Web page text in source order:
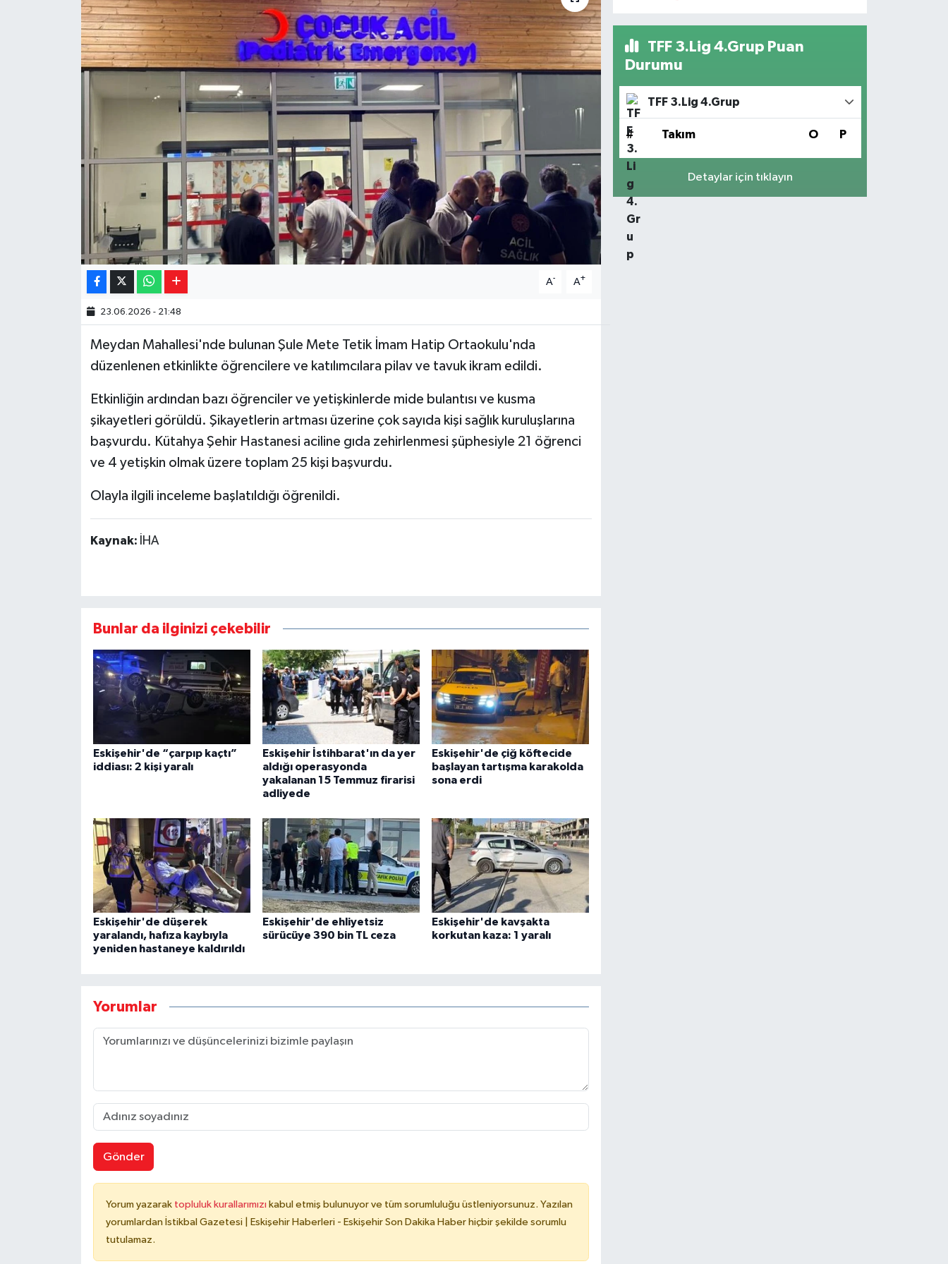
A- A+
23.06.2026 - 21:48
Meydan Mahallesi'nde bulunan Şule Mete Tetik İmam Hatip Ortaokulu'nda
düzenlenen etkinlikte öğrencilere ve katılımcılara pilav ve tavuk ikram edildi.
Etkinliğin ardından bazı öğrenciler ve yetişkinlerde mide bulantısı ve kusma
şikayetleri görüldü. Şikayetlerin artması üzerine çok sayıda kişi sağlık kuruluşlarına
başvurdu. Kütahya Şehir Hastanesi aciline gıda zehirlenmesi şüphesiyle 21 öğrenci
ve 4 yetişkin olmak üzere toplam 25 kişi başvurdu.
Olayla ilgili inceleme başlatıldığı öğrenildi.
Kaynak: İHA
Bunlar da ilginizi çekebilir
Eskişehir'de “çarpıp kaçtı”
iddiası: 2 kişi yaralı
Eskişehir İstihbarat'ın da yer
aldığı operasyonda
yakalanan 15 Temmuz firarisi
adliyede
Eskişehir'de çiğ köftecide
başlayan tartışma karakolda
sona erdi
Eskişehir'de düşerek
yaralandı, hafıza kaybıyla
yeniden hastaneye kaldırıldı
Eskişehir'de ehliyetsiz
sürücüye 390 bin TL ceza
Eskişehir'de kavşakta
korkutan kaza: 1 yaralı
Yorumlar
Gönder
Yorum yazarak topluluk kurallarımızı kabul etmiş bulunuyor ve tüm sorumluluğu üstleniyorsunuz. Yazılan
yorumlardan İstikbal Gazetesi | Eskişehir Haberleri - Eskişehir Son Dakika Haber hiçbir şekilde sorumlu
tutulamaz.
TFF 3.Lig 4.Grup Puan
Durumu
TFF 3.Lig 4.Grup
# Takım O P
Detaylar için tıklayın
Resmi ilanlar